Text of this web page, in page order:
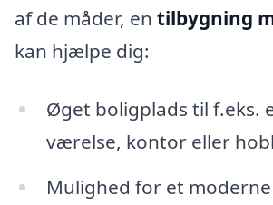
af de måder, en tilbygning
kan hjælpe dig:
Øget boligplads til f.eks.
værelse, kontor eller
Mulighed for et